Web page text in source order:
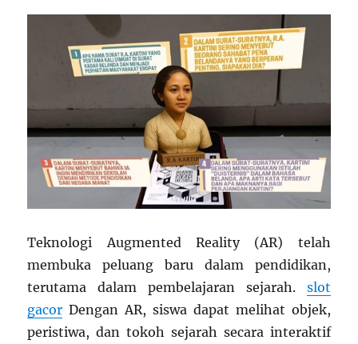
Teknologi Augmented Reality (AR) telah
membuka peluang baru dalam pendidikan,
terutama dalam pembelajaran sejarah. slot
gacor Dengan AR, siswa dapat melihat objek,
peristiwa, dan tokoh sejarah secara interaktif